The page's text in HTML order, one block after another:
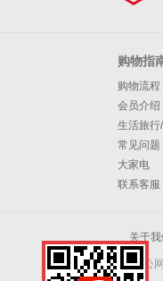
购物指
购物流程
会员介绍
生活旅行
常见问题
大家电
联系客服
关于我
京公